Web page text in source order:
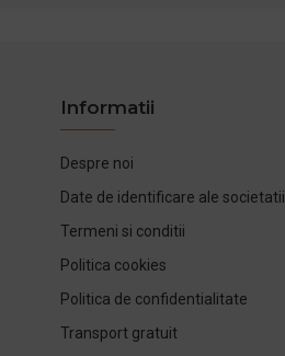
Informatii
Despre noi
Date de identificare ale societatii
Termeni si conditii
Politica cookies
Politica de confidentialitate
Transport gratuit